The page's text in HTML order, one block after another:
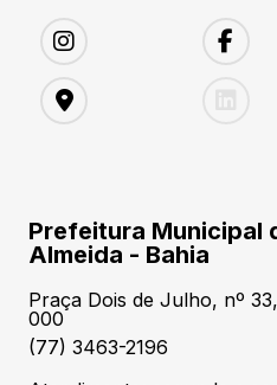
Prefeitura Municipal
Almeida - Bahia
Praça Dois de Julho, nº
000
(77) 3463-2196